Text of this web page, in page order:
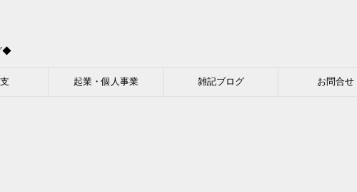
◆
起業・個人事業 雑記ブログ お問合せ